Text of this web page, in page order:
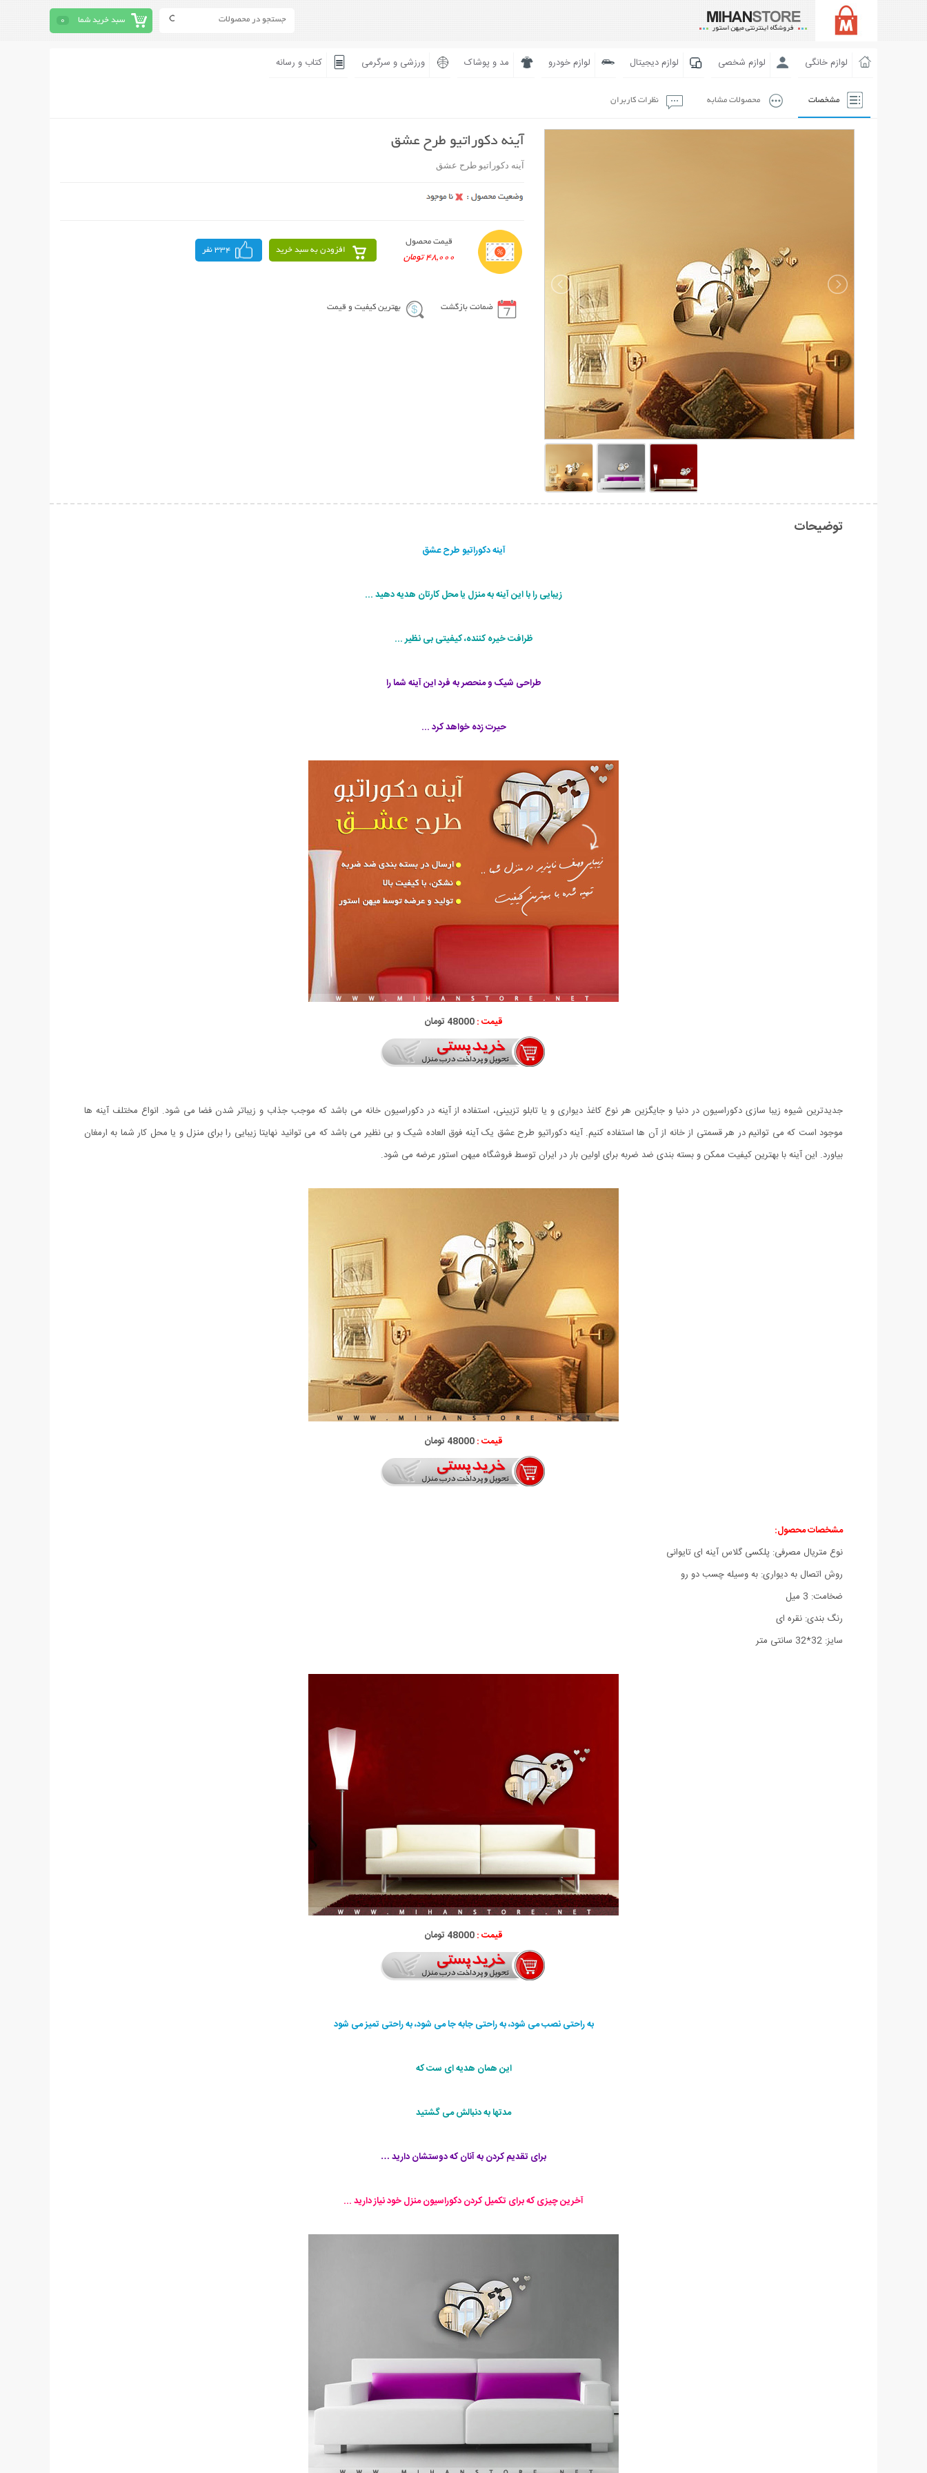
سبد خرید شما 0
لوازم خانگی لوازم شخصی لوازم دیجیتال لوازم خودرو مد و پوشاک ورزشی و سرگرمی کتاب و رسانه
مشخصات محصولات مشابه نظرات کاربران
آینه دکوراتیو طرح عشق
آینه دکوراتیو طرح عشق
قیمت محصول
48,000 تومان
افزودن به سبد خرید 334 نفر
ضمانت بازگشت بهترین کیفیت و قیمت
توضیحات
آینه دکوراتیو طرح عشق
زیبایی را با این آینه به منزل یا محل کارتان هدیه دهید ...
ظرافت خیره کننده، کیفیتی بی نظیر ...
طراحی شیک و منحصر به فرد این آینه شما را
حیرت زده خواهد کرد ...
قیمت :48000 تومان
جدیدترین شیوه زیبا سازی دکوراسیون در دنیا و جایگزین هر نوع کاغذ دیواری و یا تابلو تزیینی، استفاده از آینه در دکوراسیون خانه می باشد که موجب جذاب و زیباتر شدن فضا می شود. انواع مختلف آینه ها
موجود است که می توانیم در هر قسمتی از خانه از آن ها استفاده کنیم. آینه دکوراتیو طرح عشق یک آینه فوق العاده شیک و بی نظیر می باشد که می توانید نهایتا زیبایی را برای منزل و یا محل کار شما به ارمغان
بیاورد. این آینه با بهترین کیفیت ممکن و بسته بندی ضد ضربه برای اولین بار در ایران توسط فروشگاه میهن استور عرضه می شود.
قیمت :48000 تومان
مشخصات محصول:
نوع متریال مصرفی: پلکسی گلاس آینه ای تایوانی
روش اتصال به دیواری: به وسیله چسب دو رو
ضخامت: 3 میل
رنگ بندی: نقره ای
سایز: 32*32 سانتی متر
قیمت :48000 تومان
به راحتی نصب می شود، به راحتی جابه جا می شود، به راحتی تمیز می شود
این همان هدیه ای ست که
مدتها به دنبالش می گشتید
برای تقدیم کردن به آنان که دوستشان دارید …
آخرین چیزی که برای تکمیل کردن دکوراسیون منزل خود نیاز دارید ...